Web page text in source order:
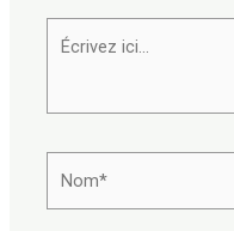
Écrivez
ici…